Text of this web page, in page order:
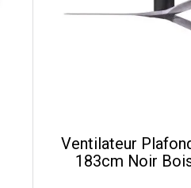
Ventilateur
183cm Noir